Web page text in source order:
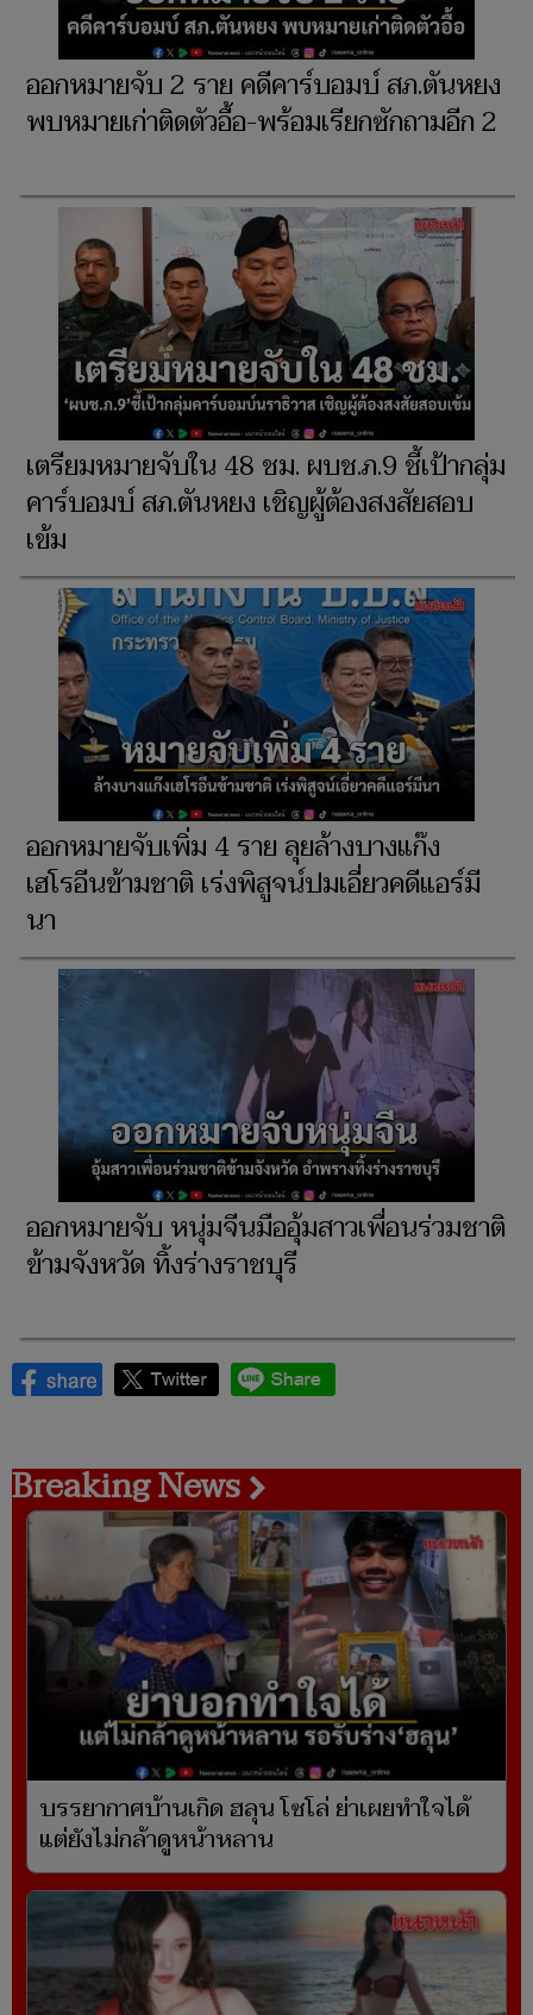
ออกหมายจับ 2 ราย คดีคาร์บอมบ์ สภ.ตันหยง
พบหมายเก่าติดตัวอื้อ-พร้อมเรียกซักถามอีก 2
เตรียมหมายจับใน 48 ชม. ผบช.ภ.9 ชี้เป้ากลุ่ม
คาร์บอมบ์ สภ.ตันหยง เชิญผู้ต้องสงสัยสอบ
เข้ม
ออกหมายจับเพิ่ม 4 ราย ลุยล้างบางแก๊ง
เฮโรอีนข้ามชาติ เร่งพิสูจน์ปมเอี่ยวคดีแอร์มี
นา
ออกหมายจับ หนุ่มจีนมืออุ้มสาวเพื่อนร่วมชาติ
ข้ามจังหวัด ทิ้งร่างราชบุรี
Breaking News
บรรยากาศบ้านเกิด ฮลุน โซโล่ ย่าเผยทำใจได้
แต่ยังไม่กล้าดูหน้าหลาน